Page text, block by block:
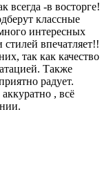
всегда -в восторге!
классные
интересных
впечатляет!!
так как качество
Также
радует.
, всё